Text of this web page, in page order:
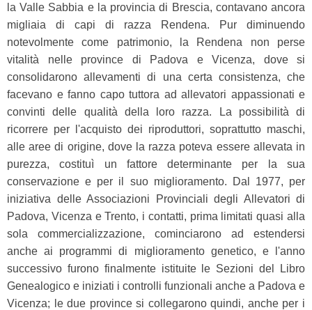
la Valle Sabbia e la provincia di Brescia, contavano ancora
migliaia di capi di razza Rendena. Pur diminuendo
notevolmente come patrimonio, la Rendena non perse
vitalità nelle province di Padova e Vicenza, dove si
consolidarono allevamenti di una certa consistenza, che
facevano e fanno capo tuttora ad allevatori appassionati e
convinti delle qualità della loro razza. La possibilità di
ricorrere per l'acquisto dei riproduttori, soprattutto maschi,
alle aree di origine, dove la razza poteva essere allevata in
purezza, costituì un fattore determinante per la sua
conservazione e per il suo miglioramento. Dal 1977, per
iniziativa delle Associazioni Provinciali degli Allevatori di
Padova, Vicenza e Trento, i contatti, prima limitati quasi alla
sola commercializzazione, cominciarono ad estendersi
anche ai programmi di miglioramento genetico, e l'anno
successivo furono finalmente istituite le Sezioni del Libro
Genealogico e iniziati i controlli funzionali anche a Padova e
Vicenza; le due province si collegarono quindi, anche per i